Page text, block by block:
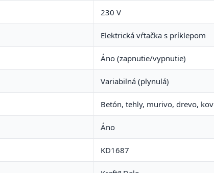
230 V
Elektrická vŕtačka s príklepom
Áno (zapnutie/vypnutie)
Variabilná (plynulá)
Betón, tehly, murivo, drevo, kov
Áno
KD1687